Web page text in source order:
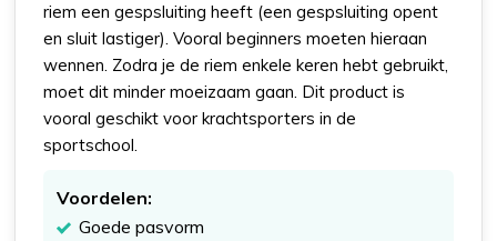
riem een gespsluiting heeft (een gespsluiting opent
en sluit lastiger). Vooral beginners moeten hieraan
wennen. Zodra je de riem enkele keren hebt gebruikt,
moet dit minder moeizaam gaan. Dit product is
vooral geschikt voor krachtsporters in de
sportschool.
Voordelen:
Goede pasvorm